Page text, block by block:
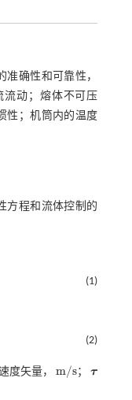
确性和可靠性，
流动；熔体不可压
性；机筒内的温度
方程和流体控制的
(1)
(2)
度矢量， m/s
m/s ； τ
τ